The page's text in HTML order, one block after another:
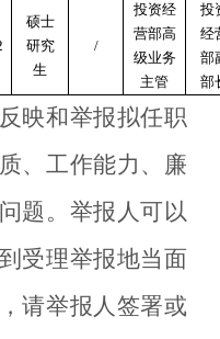
硕士
研究
生
/
投资经
营部高
级业务
主管
投
经
部
部
映和举报拟任职
、工作能力、廉
题。举报人可以
受理举报地当面
请举报人签署或